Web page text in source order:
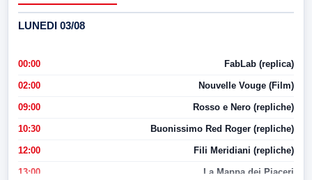
LUNEDI 03/08
00:00 FabLab (replica)
02:00 Nouvelle Vouge (Film)
09:00 Rosso e Nero (repliche)
10:30 Buonissimo Red Roger (repliche)
12:00 Fili Meridiani (repliche)
13:00 La Mappa dei Piaceri